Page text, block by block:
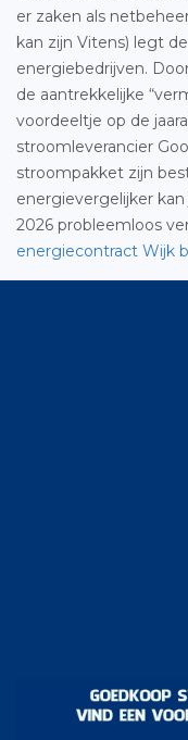
er zaken als
kan zijn Vitens) legt
energiebedrijven.
de aantrekkelijke
voordeeltje op de
stroomleverancier
stroompakket zijn
energievergelijker
2026 probleemloos
energiecontract Wijk